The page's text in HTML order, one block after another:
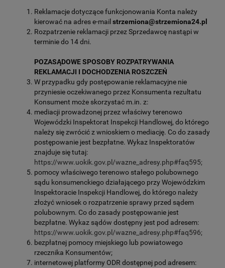
Reklamacje dotyczące funkcjonowania Konta należy
kierować na adres e-mail strzemiona@strzemiona24.pl
Rozpatrzenie reklamacji przez Sprzedawcę nastąpi w
terminie do 14 dni.
POZASĄDOWE SPOSOBY ROZPATRYWANIA
REKLAMACJI I DOCHODZENIA ROSZCZEŃ
W przypadku gdy postępowanie reklamacyjne nie
przyniesie oczekiwanego przez Konsumenta rezultatu
Konsument może skorzystać m.in. z:
mediacji prowadzonej przez właściwy terenowo
Wojewódzki Inspektorat Inspekcji Handlowej, do którego
należy się zwrócić z wnioskiem o mediację. Co do zasady
postępowanie jest bezpłatne. Wykaz Inspektoratów
znajduje się tutaj:
https://www.uokik.gov.pl/wazne_adresy.php#faq595;
pomocy właściwego terenowo stałego polubownego
sądu konsumenckiego działającego przy Wojewódzkim
Inspektoracie Inspekcji Handlowej, do którego należy
złożyć wniosek o rozpatrzenie sprawy przed sądem
polubownym. Co do zasady postępowanie jest
bezpłatne. Wykaz sądów dostępny jest pod adresem:
https://www.uokik.gov.pl/wazne_adresy.php#faq596;
bezpłatnej pomocy miejskiego lub powiatowego
rzecznika Konsumentów;
internetowej platformy ODR dostępnej pod adresem: